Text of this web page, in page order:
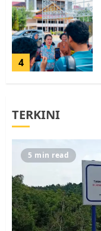
4
5
TERKINI
5 min read